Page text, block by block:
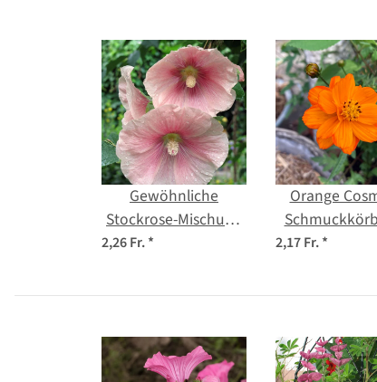
Gewöhnliche
Stockrose-Mischung
(Alcea rosea) Bio
2,26 Fr.*
Orange
(Cosmos
2,17 Fr.*